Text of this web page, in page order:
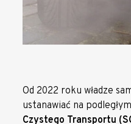
Od 2022 roku władze
ustanawiać na
Czystego Transportu